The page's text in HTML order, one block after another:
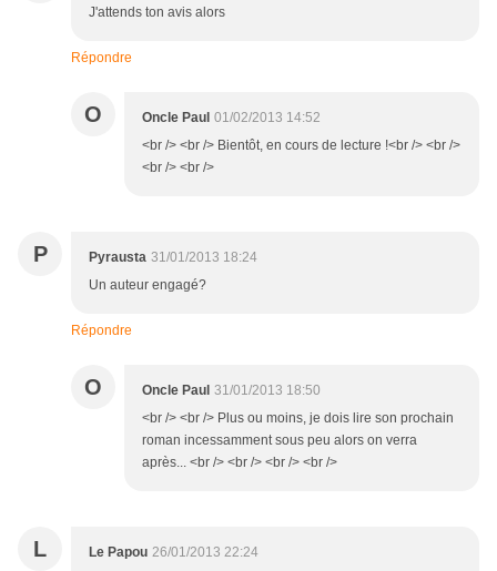
J'attends ton avis alors
Répondre
O Oncle Paul 01/02/2013 14:52
<br /> <br /> Bientôt, en cours de lecture !<br /> <br />
<br /> <br />
P Pyrausta 31/01/2013 18:24
Un auteur engagé?
Répondre
O Oncle Paul 31/01/2013 18:50
<br /> <br /> Plus ou moins, je dois lire son prochain
roman incessamment sous peu alors on verra
après... <br /> <br /> <br /> <br />
L Le Papou 26/01/2013 22:24